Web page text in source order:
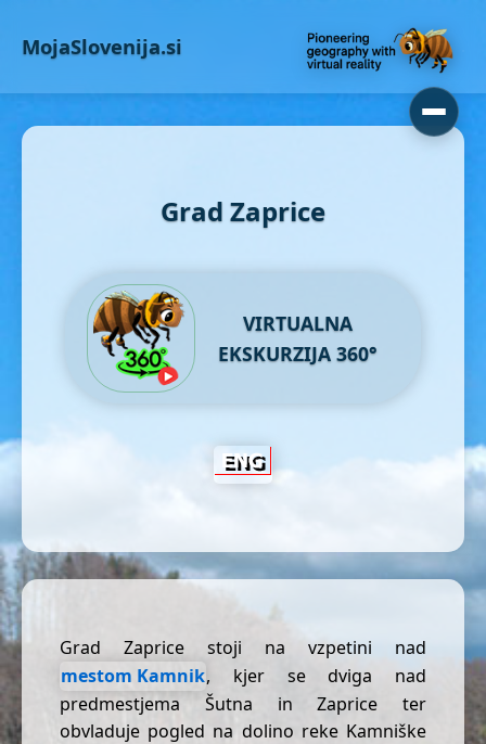
MojaSlovenija.si
Grad Zaprice
VIRTUALNA
EKSKURZIJA 360°
Grad Zaprice stoji na vzpetini nad
mestom Kamnik, kjer se dviga nad
predmestjema Šutna in Zaprice ter
obvladuje pogled na dolino reke Kamniške